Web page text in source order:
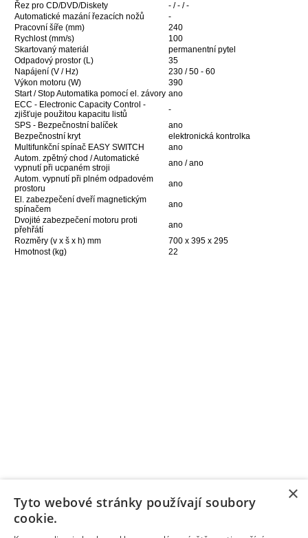
Řez pro CD/DVD/Diskety
- / - / -
Automatické mazání řezacích nožů
-
Pracovní šíře (mm)
240
Rychlost (mm/s)
100
Skartovaný materiál
permanentní pytel
Odpadový prostor (L)
35
Napájení (V / Hz)
230 / 50 - 60
Výkon motoru (W)
390
Start / Stop Automatika pomocí el. závory ano
ECC - Electronic Capacity Control -
zjišťuje použitou kapacitu listů
-
SPS - Bezpečnostní balíček
ano
Bezpečnostní kryt
elektronická kontrolka
Multifunkční spínač EASY SWITCH
ano
Autom. zpětný chod / Automatické
vypnutí při ucpaném stroji
ano / ano
Autom. vypnutí při plném odpadovém
prostoru
ano
El. zabezpečení dveří magnetickým
spínačem
ano
Dvojité zabezpečení motoru proti
přehřátí
ano
Rozměry (v x š x h) mm
700 x 395 x 295
Hmotnost (kg)
22
×
Tyto webové stránky používají soubory
cookie.